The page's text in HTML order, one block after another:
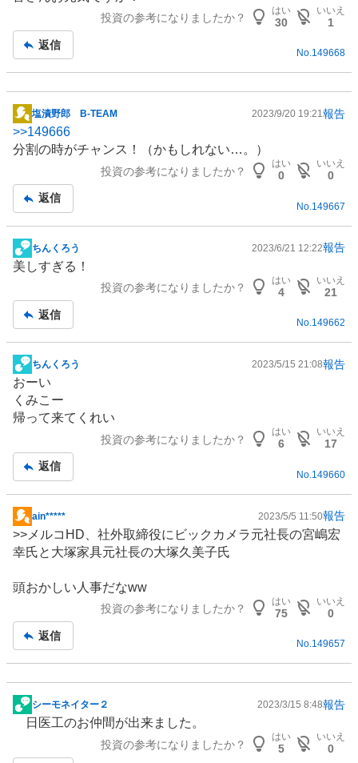
示
事
投資の参考になりましたか？
はい
30
いいえ
1
返信
No.149668
掲
示
板
塩漬野郎 B-TEAM 2023/9/20 19:21報告
>>149666
分割の時がチャンス！（かもしれない…。）
投資の参考になりましたか？
はい
0
いいえ
0
返信
No.149667
掲
示
事
ちんくろう 2023/6/21 12:22報告
美しすぎる！
投資の参考になりましたか？
はい
4
いいえ
21
返信
No.149662
掲
示
板
記
ちんくろう 2023/5/15 21:08報告
おーい
くみこー
帰って来てくれい
投資の参考になりましたか？
はい
6
いいえ
17
返信
No.149660
掲
示
板
事
ain***** 2023/5/5 11:50報告
>>メルコHD、社外取締役にビックカメラ元社長の宮嶋宏
幸氏と大塚家具元社長の大塚久美子氏
頭おかしい人事だなww
投資の参考になりましたか？
はい
75
いいえ
0
返信
No.149657
掲
シーモネイター２ 2023/3/15 8:48報告
日医工のお仲間が出来ました。
投資の参考になりましたか？
はい
5
いいえ
0